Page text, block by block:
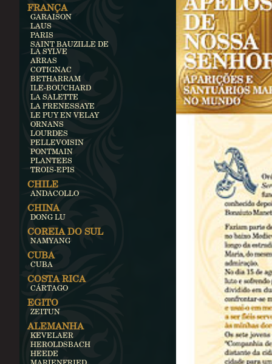
FRANÇA
GARAISON
LAUS
PARIS
SAINT BAUZILLE DE
LA SYLVE
ARRAS
COTIGNAC
BETHARRAM
ILE-BOUCHARD
LA SALETTE
LA PRENESSAYE
LE PUY EN VELAY
ORNANS
LOURDES
PELLEVOISIN
PONTMAIN
PLANTEES
TROIS-EPIS
CHILE
ANDACOLLO
CHINA
DONG LU
COREIA DO SUL
NAMYANG
CUBA
CUBA
COSTA RICA
CÁRTAGO
EGITO
ZEITUN
ALEMANHA
KEVELAER
HEROLDSBACH
HEEDE